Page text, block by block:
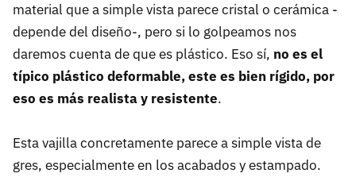
material que a simple vista parece cristal o cerámica -
depende del diseño-, pero si lo golpeamos nos
daremos cuenta de que es plástico. Eso sí, no es el
típico plástico deformable, este es bien rígido, por
eso es más realista y resistente.
Esta vajilla concretamente parece a simple vista de
gres, especialmente en los acabados y estampado.